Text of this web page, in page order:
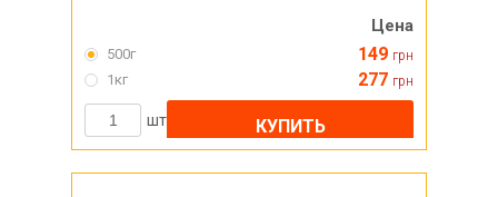
Цена
500г 149 грн
1кг 277 грн
шт КУПИТЬ